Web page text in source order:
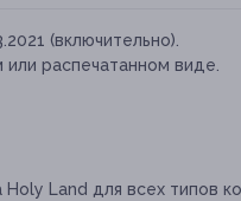
(включительно).
распечатанном виде.
Land для всех типов